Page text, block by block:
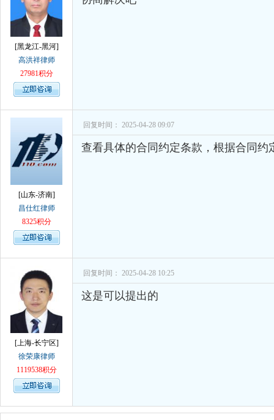
[黑龙江-黑河]
高洪祥律师
27981积分
[山东-济南]
昌仕红律师
8325积分
回复时间： 2025-04-28 09:07
查看具体的合同约定条款，根据合同约
[上海-长宁区]
徐荣康律师
1119538积分
回复时间： 2025-04-28 10:25
这是可以提出的